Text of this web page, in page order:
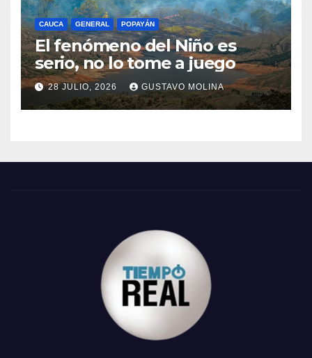
CAUCA GENERAL POPAYÁN
El fenómeno del Niño es
serio, no lo tome a juego
28 JULIO, 2026 GUSTAVO MOLINA